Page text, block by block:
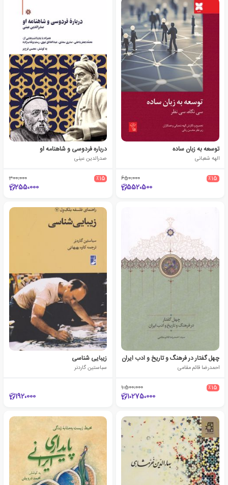
توسعه به زبان ساده
الهه شعبانی
٪15 650،000
552،500
درباره فردوسی و شاهنامه او
صدرالدین عینی
٪15 300،000
255،000
چهل گفتار در فرهنگ و تاریخ و ادب ایران
احمدرضا قائم مقامی
٪15 1،500،000
1،275،000
زیبایی شناسی
سباستین گاردنر
192،000